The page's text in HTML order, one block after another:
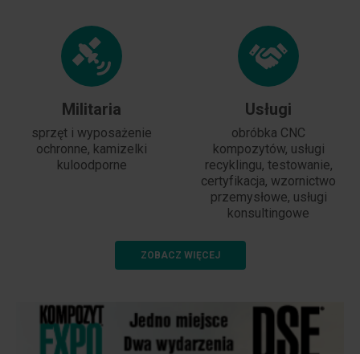
Militaria
sprzęt i wyposażenie
ochronne, kamizelki
kuloodporne
Usługi
obróbka CNC
kompozytów, usługi
recyklingu, testowanie,
certyfikacja, wzornictwo
przemysłowe, usługi
konsultingowe
ZOBACZ WIĘCEJ
Baner kompo-dse